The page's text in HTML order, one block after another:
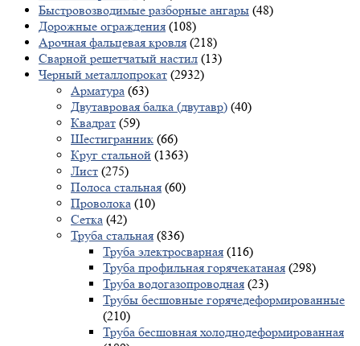
Быстровозводимые разборные ангары (48)
Дорожные ограждения (108)
Арочная фальцевая кровля (218)
Сварной решетчатый настил (13)
Черный металлопрокат (2932)
Арматура (63)
Двутавровая балка (двутавр) (40)
Квадрат (59)
Шестигранник (66)
Круг стальной (1363)
Лист (275)
Полоса стальная (60)
Проволока (10)
Сетка (42)
Труба стальная (836)
Труба электросварная (116)
Труба профильная горячекатаная (298)
Труба водогазопроводная (23)
Трубы бесшовные горячедеформированные
(210)
Труба бесшовная холоднодеформированная